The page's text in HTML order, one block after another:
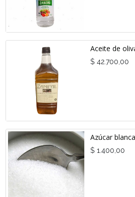
Aceite de
$ 42.700,00
Azúcar
$ 1.400,00